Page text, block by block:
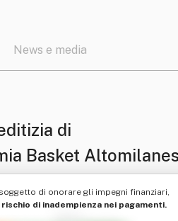
News e media
di
Basket
Dilettanti Stica A
di onorare gli impegni finanziari,
di inadempienza nei pagamenti.